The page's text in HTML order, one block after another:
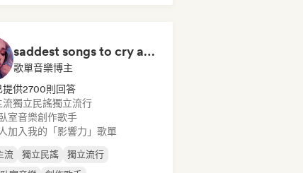
saddest songs to cry at night
歌單音樂博主
提供2700則回答
流獨立民謠獨立流行
室音樂創作歌手
加入我的「影響力」歌單
流 獨立民謠
獨立流行